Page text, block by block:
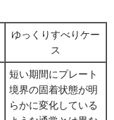
ゆっくりすべりケー
ス
短い期間にプレート
境界の固着状態が明
らかに変化している